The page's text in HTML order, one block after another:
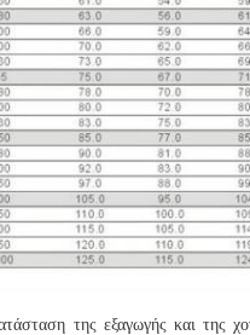
της εξαγωγής και της